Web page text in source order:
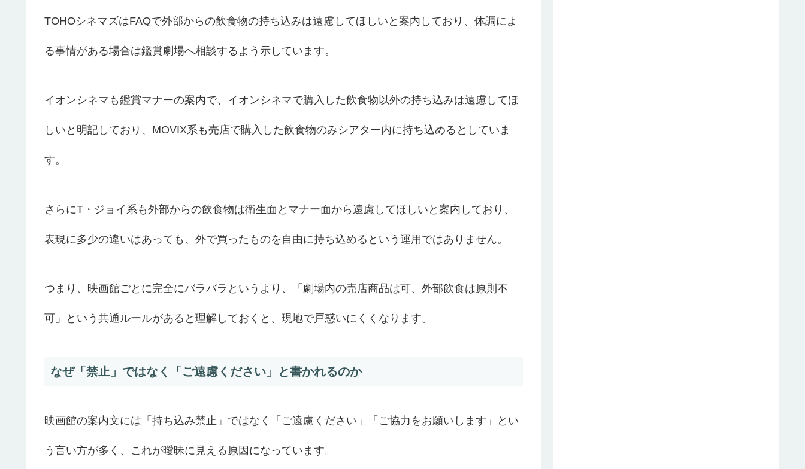
TOHOシネマズはFAQで外部からの飲食物の持ち込みは遠慮してほしいと案内しており、体調によ
る事情がある場合は鑑賞劇場へ相談するよう示しています。
イオンシネマも鑑賞マナーの案内で、イオンシネマで購入した飲食物以外の持ち込みは遠慮してほ
しいと明記しており、MOVIX系も売店で購入した飲食物のみシアター内に持ち込めるとしていま
す。
さらにT・ジョイ系も外部からの飲食物は衛生面とマナー面から遠慮してほしいと案内しており、
表現に多少の違いはあっても、外で買ったものを自由に持ち込めるという運用ではありません。
つまり、映画館ごとに完全にバラバラというより、「劇場内の売店商品は可、外部飲食は原則不
可」という共通ルールがあると理解しておくと、現地で戸惑いにくくなります。
なぜ「禁止」ではなく「ご遠慮ください」と書かれるのか
映画館の案内文には「持ち込み禁止」ではなく「ご遠慮ください」「ご協力をお願いします」とい
う言い方が多く、これが曖昧に見える原因になっています。